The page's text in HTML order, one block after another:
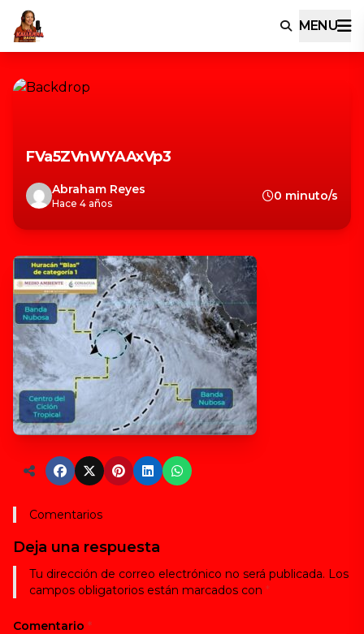
MENU
FVa5ZVnWYAAxVp3
Abraham Reyes
Hace 4 años
0 minuto/s
Comentarios
Deja una respuesta
Tu dirección de correo electrónico no será publicada. Los
campos obligatorios están marcados con *
Comentario *